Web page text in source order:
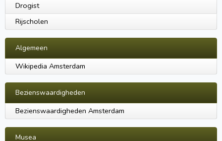
Drogist
Rijscholen
Algemeen
Wikipedia Amsterdam
Bezienswaardigheden
Bezienswaardigheden Amsterdam
Musea